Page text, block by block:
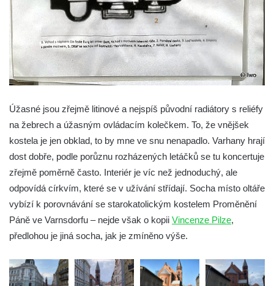
Kostel svatého Jiří ve Chřibské
Kostel svatého Františka z Assisi na
Studánce
Kostel svaté Kateřiny Alexandrijské
(Sienské) v Dolním Podluží
Kaple Božího Těla u kostela svatého Jiří v
Horním Slavkově
Kostel svatého Jana Nepomuckého ve
Hřensku
Hřbitovní kaple Ignaze Clara ve Hřensku
Kostel Nanebevzetí Panny Marie v Novém
Boru
Výklenková kaple v severní části Petrovic
Evangelický kostel v Česká Kamenici
Kaple Nejsvětější Trojice v Nové Vsi (Ústí
Úžasné jsou zřejmě litinové a nejspíš původní radiátory s reliéfy
na žebrech a úžasným ovládacím kolečkem. To, že vnějšek
kostela je jen obklad, to by mne ve snu nenapadlo. Varhany hrají
dost dobře, podle porůznu rozházených letáčků se tu koncertuje
zřejmě poměrně často. Interiér je víc než jednoduchý, ale
odpovídá církvím, které se v užívání střídají. Socha místo oltáře
vybízí k porovnávání se starokatolickým kostelem Proměnění
Páně ve Varnsdorfu – nejde však o kopii Vincenze Pilze,
předlohou je jiná socha, jak je zmíněno výše.